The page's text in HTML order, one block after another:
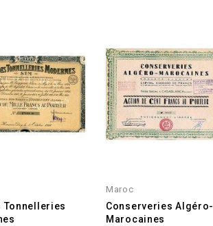
Tonnelleries
Maroc
Conserveries Algéro-
Marocaines